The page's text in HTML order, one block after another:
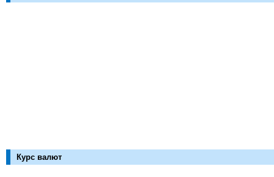
Курс валют